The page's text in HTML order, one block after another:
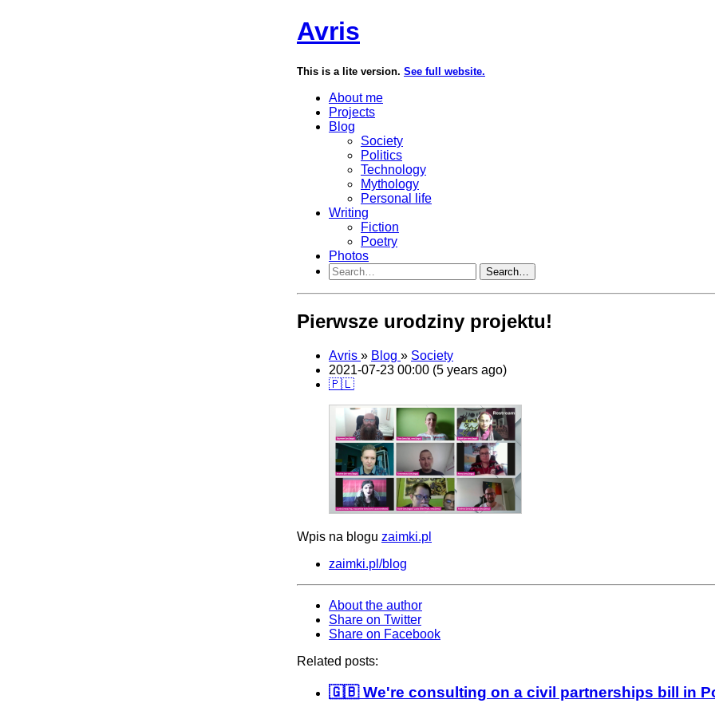
Avris
This is a lite version. See full website.
About me
Projects
Blog
Society
Politics
Technology
Mythology
Personal life
Writing
Fiction
Poetry
Photos
Search…
Pierwsze urodziny projektu!
Avris » Blog » Society
2021-07-23 00:00 (5 years ago)
🇵🇱
Wpis na blogu zaimki.pl
zaimki.pl/blog
About the author
Share on Twitter
Share on Facebook
Related posts:
🇬🇧 We're consulting on a civil partnerships bill in